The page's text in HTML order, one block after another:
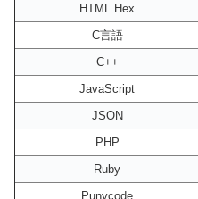
HTML Hex
C言語
C++
JavaScript
JSON
PHP
Ruby
Punycode